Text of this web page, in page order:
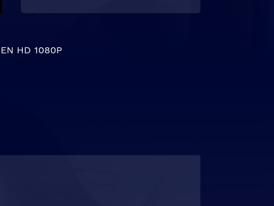
HD 1080P